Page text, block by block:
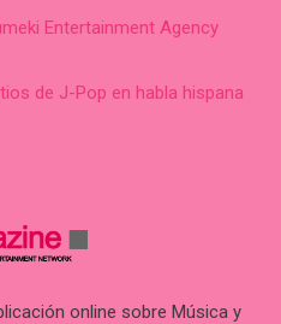
Entertainment Agency
de J-Pop en habla hispana
online sobre Música y